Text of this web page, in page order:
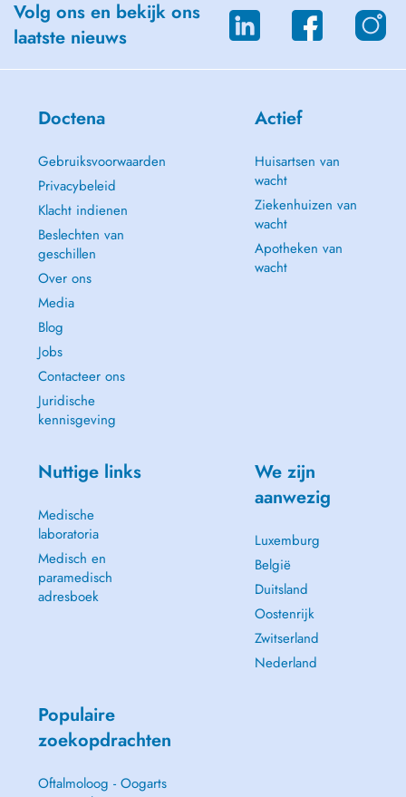
Volg ons en bekijk ons
laatste nieuws
Doctena
Gebruiksvoorwaarden
Privacybeleid
Klacht indienen
Beslechten van
geschillen
Over ons
Media
Blog
Jobs
Contacteer ons
Juridische
kennisgeving
Actief
Huisartsen van
wacht
Ziekenhuizen van
wacht
Apotheken van
wacht
Nuttige links
Medische
laboratoria
Medisch en
paramedisch
adresboek
We zijn
aanwezig
Luxemburg
België
Duitsland
Oostenrijk
Zwitserland
Nederland
Populaire
zoekopdrachten
Oftalmoloog - Oogarts